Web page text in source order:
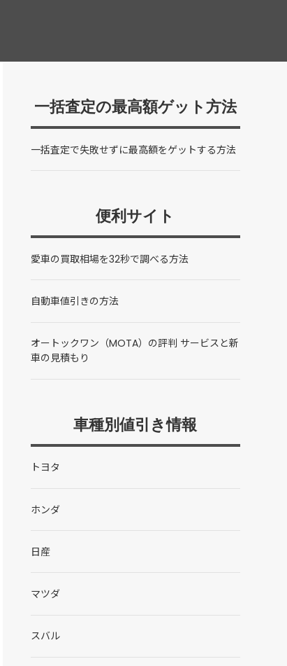
一括査定の最高額ゲット方法
一括査定で失敗せずに最高額をゲットする方法
便利サイト
愛車の買取相場を32秒で調べる方法
自動車値引きの方法
オートックワン（MOTA）の評判 サービスと新
車の見積もり
車種別値引き情報
トヨタ
ホンダ
日産
マツダ
スバル